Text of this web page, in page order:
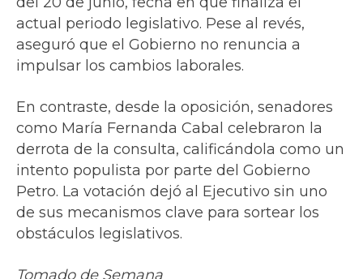
actual periodo legislativo. Pese al revés,
aseguró que el Gobierno no renuncia a
impulsar los cambios laborales.
En contraste, desde la oposición, senadores
como María Fernanda Cabal celebraron la
derrota de la consulta, calificándola como un
intento populista por parte del Gobierno
Petro. La votación dejó al Ejecutivo sin uno
de sus mecanismos clave para sortear los
obstáculos legislativos.
Tomado de Semana